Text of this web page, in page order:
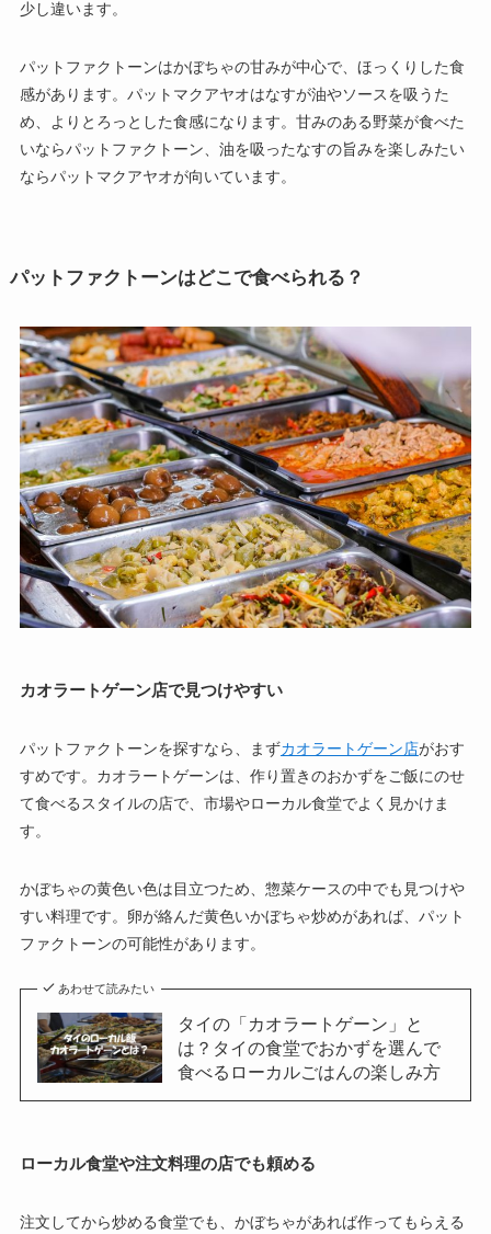
少し違います。
パットファクトーンはかぼちゃの甘みが中心で、ほっくりした食
感があります。パットマクアヤオはなすが油やソースを吸うた
め、よりとろっとした食感になります。甘みのある野菜が食べた
いならパットファクトーン、油を吸ったなすの旨みを楽しみたい
ならパットマクアヤオが向いています。
パットファクトーンはどこで食べられる？
カオラートゲーン店で見つけやすい
パットファクトーンを探すなら、まずカオラートゲーン店がおす
すめです。カオラートゲーンは、作り置きのおかずをご飯にのせ
て食べるスタイルの店で、市場やローカル食堂でよく見かけま
す。
かぼちゃの黄色い色は目立つため、惣菜ケースの中でも見つけや
すい料理です。卵が絡んだ黄色いかぼちゃ炒めがあれば、パット
ファクトーンの可能性があります。
あわせて読みたい
タイの「カオラートゲーン」と
は？タイの食堂でおかずを選んで
食べるローカルごはんの楽しみ方
ローカル食堂や注文料理の店でも頼める
注文してから炒める食堂でも、かぼちゃがあれば作ってもらえる